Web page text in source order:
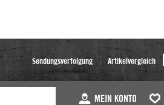
Sendungsverfolgung Artikelvergleich
MEIN KONTO